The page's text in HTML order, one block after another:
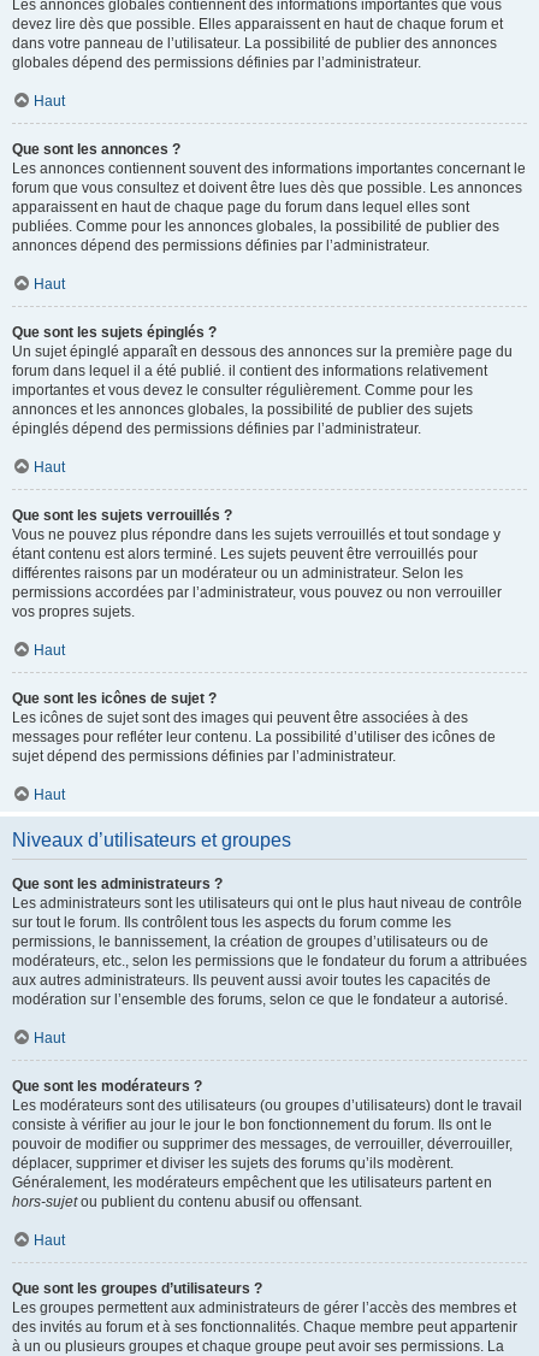
Les annonces globales contiennent des informations importantes que vous
devez lire dès que possible. Elles apparaissent en haut de chaque forum et
dans votre panneau de l’utilisateur. La possibilité de publier des annonces
globales dépend des permissions définies par l’administrateur.
Haut
Que sont les annonces ?
Les annonces contiennent souvent des informations importantes concernant le
forum que vous consultez et doivent être lues dès que possible. Les annonces
apparaissent en haut de chaque page du forum dans lequel elles sont
publiées. Comme pour les annonces globales, la possibilité de publier des
annonces dépend des permissions définies par l’administrateur.
Haut
Que sont les sujets épinglés ?
Un sujet épinglé apparaît en dessous des annonces sur la première page du
forum dans lequel il a été publié. il contient des informations relativement
importantes et vous devez le consulter régulièrement. Comme pour les
annonces et les annonces globales, la possibilité de publier des sujets
épinglés dépend des permissions définies par l’administrateur.
Haut
Que sont les sujets verrouillés ?
Vous ne pouvez plus répondre dans les sujets verrouillés et tout sondage y
étant contenu est alors terminé. Les sujets peuvent être verrouillés pour
différentes raisons par un modérateur ou un administrateur. Selon les
permissions accordées par l’administrateur, vous pouvez ou non verrouiller
vos propres sujets.
Haut
Que sont les icônes de sujet ?
Les icônes de sujet sont des images qui peuvent être associées à des
messages pour refléter leur contenu. La possibilité d’utiliser des icônes de
sujet dépend des permissions définies par l’administrateur.
Haut
Niveaux d’utilisateurs et groupes
Que sont les administrateurs ?
Les administrateurs sont les utilisateurs qui ont le plus haut niveau de contrôle
sur tout le forum. Ils contrôlent tous les aspects du forum comme les
permissions, le bannissement, la création de groupes d’utilisateurs ou de
modérateurs, etc., selon les permissions que le fondateur du forum a attribuées
aux autres administrateurs. Ils peuvent aussi avoir toutes les capacités de
modération sur l’ensemble des forums, selon ce que le fondateur a autorisé.
Haut
Que sont les modérateurs ?
Les modérateurs sont des utilisateurs (ou groupes d’utilisateurs) dont le travail
consiste à vérifier au jour le jour le bon fonctionnement du forum. Ils ont le
pouvoir de modifier ou supprimer des messages, de verrouiller, déverrouiller,
déplacer, supprimer et diviser les sujets des forums qu’ils modèrent.
Généralement, les modérateurs empêchent que les utilisateurs partent en
hors-sujetou publient du contenu abusif ou offensant.
Haut
Que sont les groupes d’utilisateurs ?
Les groupes permettent aux administrateurs de gérer l’accès des membres et
des invités au forum et à ses fonctionnalités. Chaque membre peut appartenir
à un ou plusieurs groupes et chaque groupe peut avoir ses permissions. La